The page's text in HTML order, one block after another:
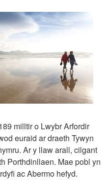
milltir o Lwybr Arfordir
euraid ar draeth Tywyn
Ar y llaw arall, cilgant
Porthdinllaen. Mae pobl yn
ac Abermo hefyd.